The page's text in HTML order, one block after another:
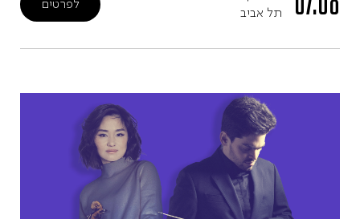
תל אביב
לפרטים